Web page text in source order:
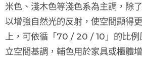
米色、淺木色等淺色系為主調，除
以增強自然光的反射，使空間顯得
上，可依循 「70 / 20 / 10」 的比
立空間基調，輔色用於家具或櫃體